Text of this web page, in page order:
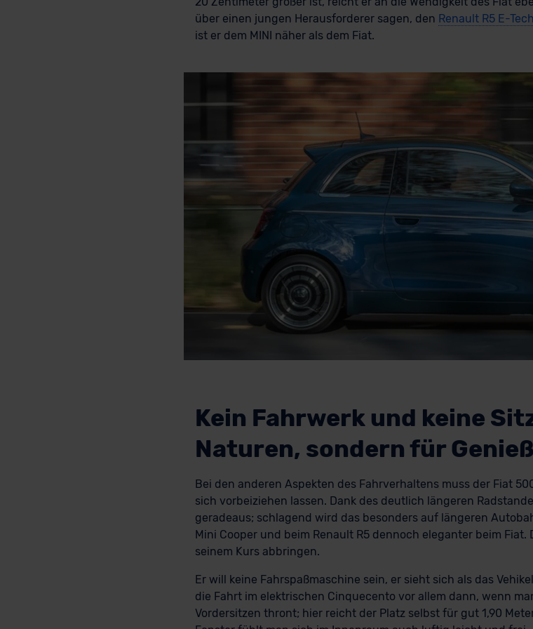
über einen jungen Herausforderer sagen, den Renault R5 E-Tech
ist er dem MINI näher als dem Fiat.
Kein Fahrwerk und keine
Naturen, sondern für
Bei den anderen Aspekten des Fahrverhaltens muss der Fiat
sich vorbeiziehen lassen. Dank des deutlich längeren
geradeaus; schlagend wird das besonders auf längeren
Mini Cooper und beim Renault R5 dennoch eleganter beim
seinem Kurs abbringen.
Er will keine Fahrspaßmaschine sein, er sieht sich als das
die Fahrt im elektrischen Cinquecento vor allem dann, wenn
Vordersitzen thront; hier reicht der Platz selbst für gut 1,90